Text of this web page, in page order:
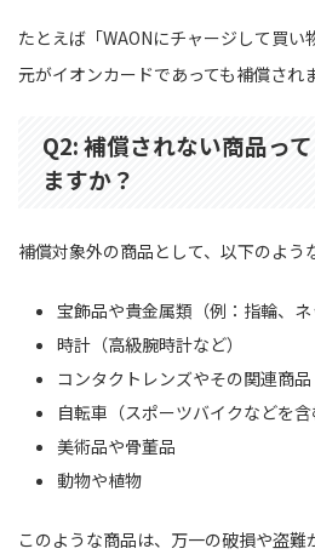
たとえば「WAONにチャージして買
元がイオンカードであっても補償され
Q2: 補償されない商品っ
ますか？
補償対象外の商品として、以下のよう
宝飾品や貴金属類（例：指輪、ネ
時計（高級腕時計など）
コンタクトレンズやその関連商品
自転車（スポーツバイクなどを含
美術品や骨董品
動物や植物
このような商品は、万一の破損や盗難